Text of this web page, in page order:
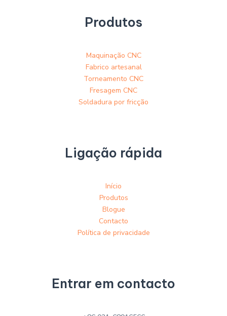
Produtos
Maquinação CNC
Fabrico artesanal
Torneamento CNC
Fresagem CNC
Soldadura por fricção
Ligação rápida
Início
Produtos
Blogue
Contacto
Política de privacidade
Entrar em contacto